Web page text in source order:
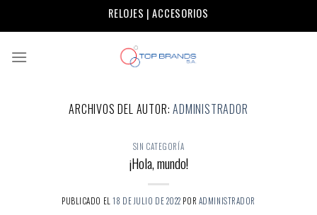
RELOJES | ACCESORIOS
ARCHIVOS DEL AUTOR:ADMINISTRADOR
SIN CATEGORÍA
¡Hola, mundo!
PUBLICADO EL18 DE JULIO DE 2022 POR ADMINISTRADOR